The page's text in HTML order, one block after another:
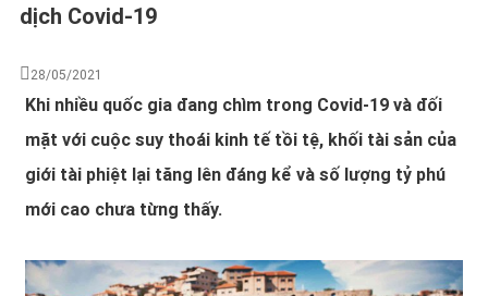
dịch Covid-19
28/05/2021
Khi nhiều quốc gia đang chìm trong Covid-19 và đối
mặt với cuộc suy thoái kinh tế tồi tệ, khối tài sản của
giới tài phiệt lại tăng lên đáng kể và số lượng tỷ phú
mới cao chưa từng thấy.